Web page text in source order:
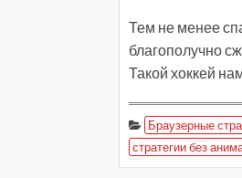
Тем не менее
благополучно
Такой хоккей
Браузерные
стратегии без